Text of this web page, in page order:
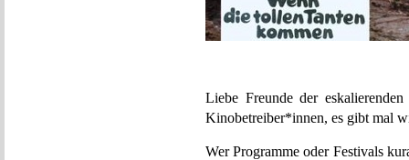
Liebe Freunde der
Kinobetreiber*innen, es gibt mal
Wer Programme oder Festivals